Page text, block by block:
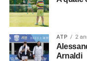
ATP 2
Arnaldi